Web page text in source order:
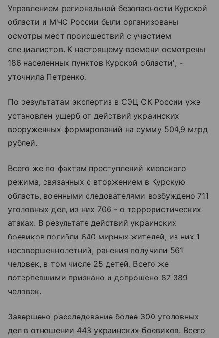
Управлением региональной безопасности Курской
области и МЧС России были организованы
осмотры мест происшествий с участием
специалистов. К настоящему времени осмотрены
186 населенных пунктов Курской области", -
уточнила Петренко.
По результатам экспертиз в СЭЦ СК России уже
установлен ущерб от действий украинских
вооруженных формирований на сумму 504,9 млрд
рублей.
Всего же по фактам преступлений киевского
режима, связанных с вторжением в Курскую
область, военными следователями возбуждено 711
уголовных дел, из них 706 - о террористических
атаках. В результате действий украинских
боевиков погибли 640 мирных жителей, из них 1
несовершеннолетний, ранения получили 561
человек, в том числе 25 детей. Всего же
потерпевшими признано и допрошено 87 389
человек.
Завершено расследование более 300 уголовных
дел в отношении 443 украинских боевиков. Всего